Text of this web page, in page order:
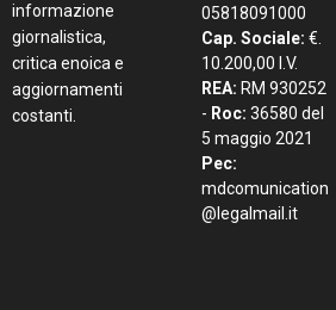
informazione
giornalistica,
critica enoica e
aggiornamenti
costanti.
05818091000
Cap. Sociale: €.
10.200,00 I.V.
REA: RM 930252
- Roc: 36580 del
5 maggio 2021
Pec:
mdcomunication
@legalmail.it